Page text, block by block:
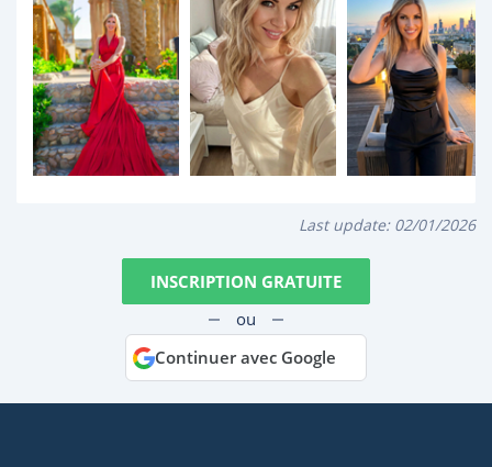
Last update: 02/01/2026
INSCRIPTION GRATUITE
ou
Continuer avec Google